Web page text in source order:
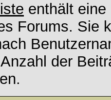
enthält
Forums. Sie
der